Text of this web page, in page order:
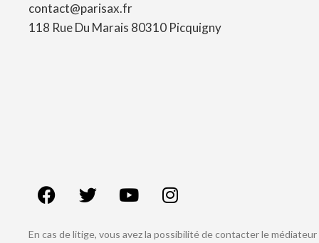
contact@parisax.fr
118 Rue Du Marais 80310 Picquigny
En cas de litige, vous avez la possibilité de contacter le médiateur